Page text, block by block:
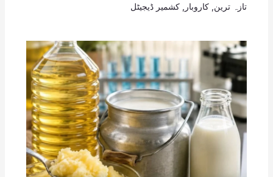
تازہ ترین کاروبار کشمیر ڈیجیٹل